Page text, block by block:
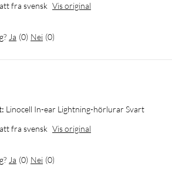
fra svensk Vis original
Ja (0) Nei (0)
Linocell In-ear Lightning-hörlurar Svart
fra svensk Vis original
Ja (0) Nei (0)